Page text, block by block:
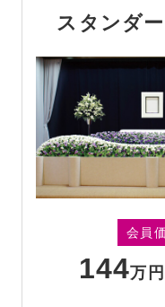
スタンダ
会員
144万